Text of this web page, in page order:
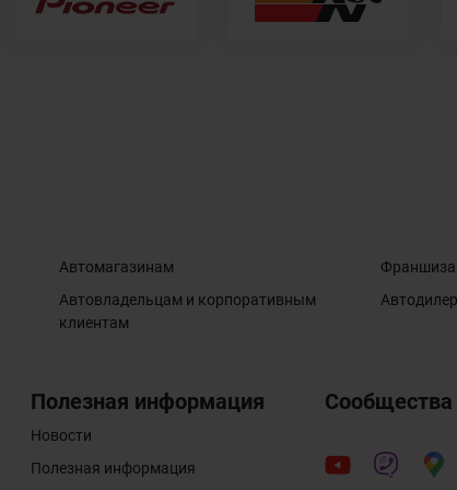
Автомагазинам
Автовладельцам и корпоративным
клиентам
Франшиза
Полезная информация
Новости
Полезная информация
Сообщества